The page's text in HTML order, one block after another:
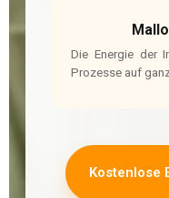
Die Energie der
Prozesse auf
Kostenlose